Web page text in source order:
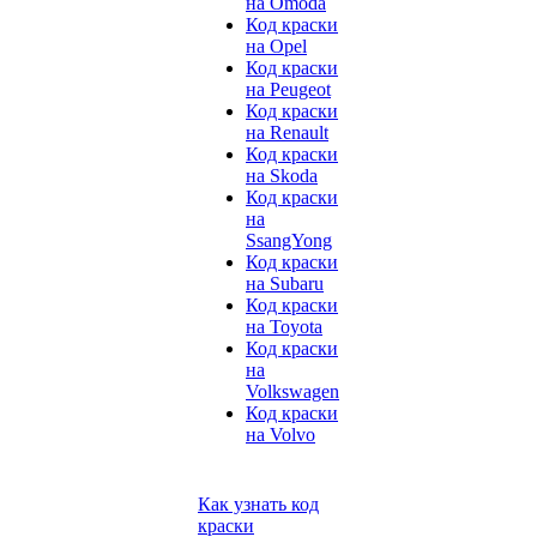
Код краски
на Opel
Код краски
на Peugeot
Код краски
на Renault
Код краски
на Skoda
Код краски
на
SsangYong
Код краски
на Subaru
Код краски
на Toyota
Код краски
на
Volkswagen
Код краски
на Volvo
Как узнать код
краски